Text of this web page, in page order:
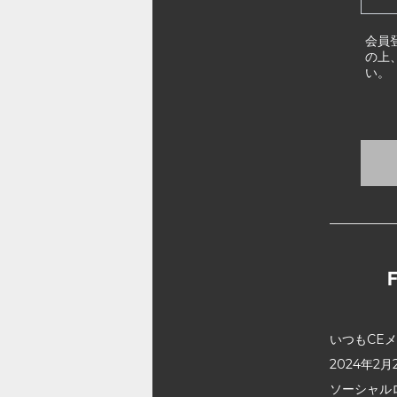
会員
の上
い。
いつもCE
2024年2月
ソーシャ